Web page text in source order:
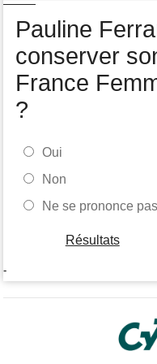
Felix Gall remporte la 3e
général
Pauline
conserver
France
?
Oui
Non
Ne se prononce pas
Résultats
-